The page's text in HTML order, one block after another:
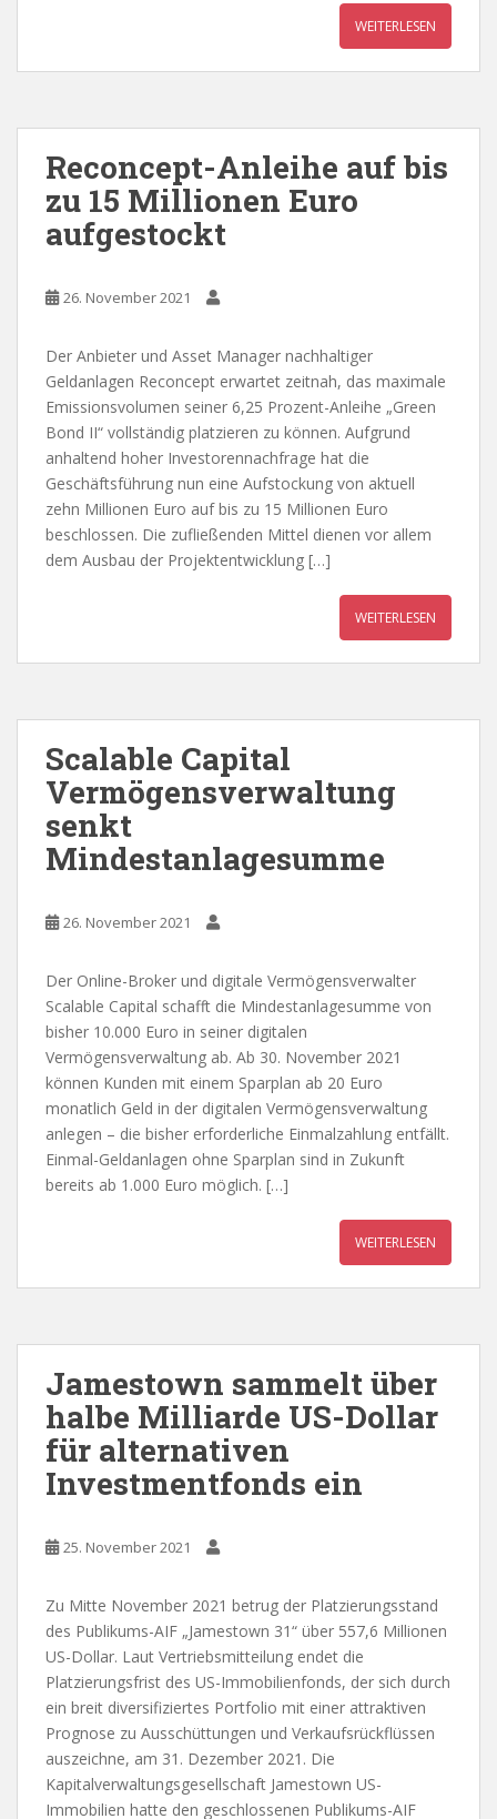
WEITERLESEN
Reconcept-Anleihe auf bis
zu 15 Millionen Euro
aufgestockt
26. November 2021
Der Anbieter und Asset Manager nachhaltiger
Geldanlagen Reconcept erwartet zeitnah, das maximale
Emissionsvolumen seiner 6,25 Prozent-Anleihe „Green
Bond II“ vollständig platzieren zu können. Aufgrund
anhaltend hoher Investorennachfrage hat die
Geschäftsführung nun eine Aufstockung von aktuell
zehn Millionen Euro auf bis zu 15 Millionen Euro
beschlossen. Die zufließenden Mittel dienen vor allem
dem Ausbau der Projektentwicklung […]
WEITERLESEN
Scalable Capital
Vermögensverwaltung
senkt
Mindestanlagesumme
26. November 2021
Der Online-Broker und digitale Vermögensverwalter
Scalable Capital schafft die Mindestanlagesumme von
bisher 10.000 Euro in seiner digitalen
Vermögensverwaltung ab. Ab 30. November 2021
können Kunden mit einem Sparplan ab 20 Euro
monatlich Geld in der digitalen Vermögensverwaltung
anlegen – die bisher erforderliche Einmalzahlung entfällt.
Einmal-Geldanlagen ohne Sparplan sind in Zukunft
bereits ab 1.000 Euro möglich. […]
WEITERLESEN
Jamestown sammelt über
halbe Milliarde US-Dollar
für alternativen
Investmentfonds ein
25. November 2021
Zu Mitte November 2021 betrug der Platzierungsstand
des Publikums-AIF „Jamestown 31“ über 557,6 Millionen
US-Dollar. Laut Vertriebsmitteilung endet die
Platzierungsfrist des US-Immobilienfonds, der sich durch
ein breit diversifiziertes Portfolio mit einer attraktiven
Prognose zu Ausschüttungen und Verkaufsrückflüssen
auszeichne, am 31. Dezember 2021. Die
Kapitalverwaltungsgesellschaft Jamestown US-
Immobilien hatte den geschlossenen Publikums-AIF